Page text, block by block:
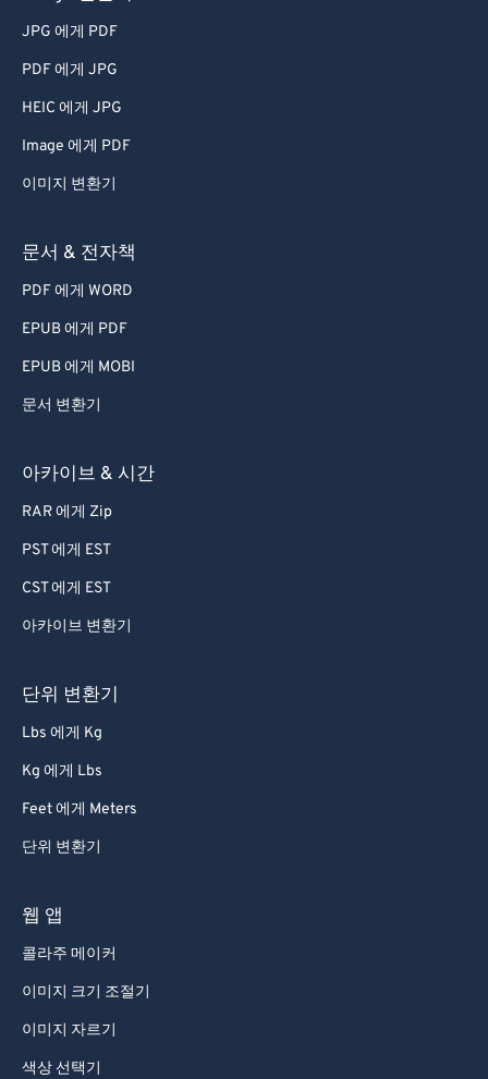
JPG 에게 PDF
PDF 에게 JPG
HEIC 에게 JPG
Image 에게 PDF
이미지 변환기
문서 & 전자책
PDF 에게 WORD
EPUB 에게 PDF
EPUB 에게 MOBI
문서 변환기
아카이브 & 시간
RAR 에게 Zip
PST 에게 EST
CST 에게 EST
아카이브 변환기
단위 변환기
Lbs 에게 Kg
Kg 에게 Lbs
Feet 에게 Meters
단위 변환기
웹 앱
콜라주 메이커
이미지 크기 조절기
이미지 자르기
색상 선택기